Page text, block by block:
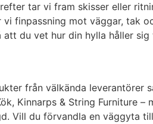
tar vi fram skisser eller
finpassning mot väggar, tak
du vet hur din hylla håller
från välkända leverantörer
Kinnarps & String Furniture –
Vill du förvandla en väggyta